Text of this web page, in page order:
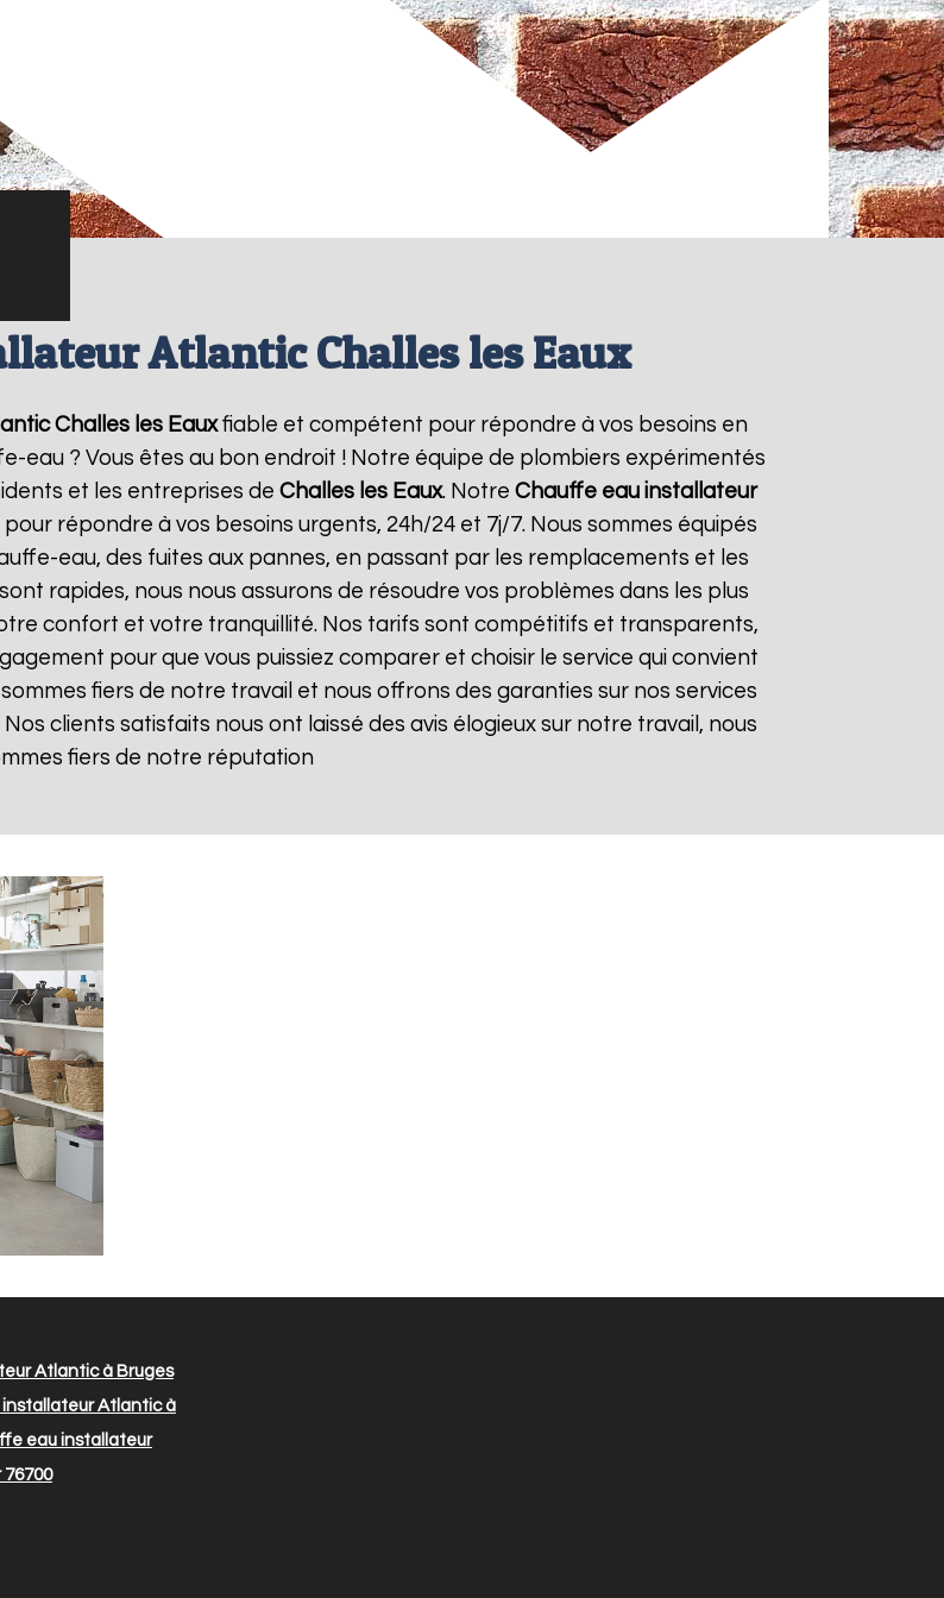
Atlantic Challes les Eaux
Challes les Eauxfiable et compétent pour répondre à vos besoins en
eau ? Vous êtes au bon endroit ! Notre équipe de plombiers expérimentés
et les entreprises de Challes les Eaux. Notre Chauffe eau installateur
répondre à vos besoins urgents, 24h/24 et 7j/7. Nous sommes équipés
eau, des fuites aux pannes, en passant par les remplacements et les
rapides, nous nous assurons de résoudre vos problèmes dans les plus
confort et votre tranquillité. Nos tarifs sont compétitifs et transparents,
pour que vous puissiez comparer et choisir le service qui convient
fiers de notre travail et nous offrons des garanties sur nos services
clients satisfaits nous ont laissé des avis élogieux sur notre travail, nous
fiers de notre réputation
Atlantic à Bruges
Atlantic à
eau installateur